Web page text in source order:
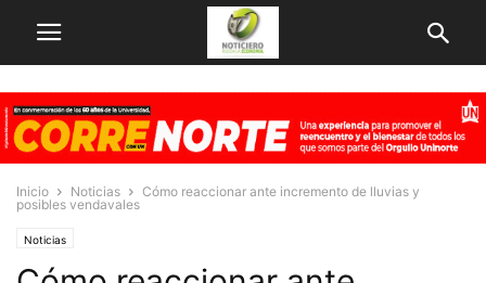
Inicio Noticias
Cómo reaccionar ante incremento de lluvias y
posibles vendavales
Noticias